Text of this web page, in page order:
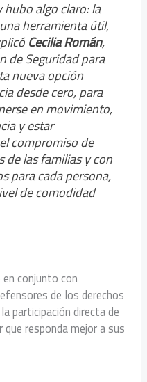
algo claro: la
herramienta útil,
Cecilia Román,
de Seguridad para
nueva opción
desde cero, para
en movimiento,
y estar
compromiso de
de las familias y con
para cada persona,
de comodidad
conjunto con
de los derechos
participación directa de
responda mejor a sus